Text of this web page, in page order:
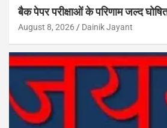
बैक पेपर परीक्षाओं के परिणाम जल्द
August 8, 2026 Dainik Jayant